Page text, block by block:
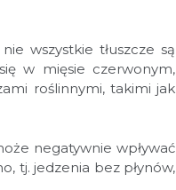
wszystkie tłuszcze są
w mięsie czerwonym,
roślinnymi, takimi jak
negatywnie wpływać
tj. jedzenia bez płynów,